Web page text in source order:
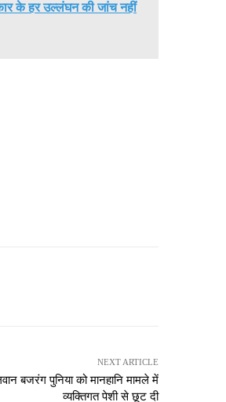
के हर उल्लंघन की जांच नहीं
NEXT ARTICLE
बजरंग पुनिया को मानहानि मामले में
व्यक्तिगत पेशी से छूट दी